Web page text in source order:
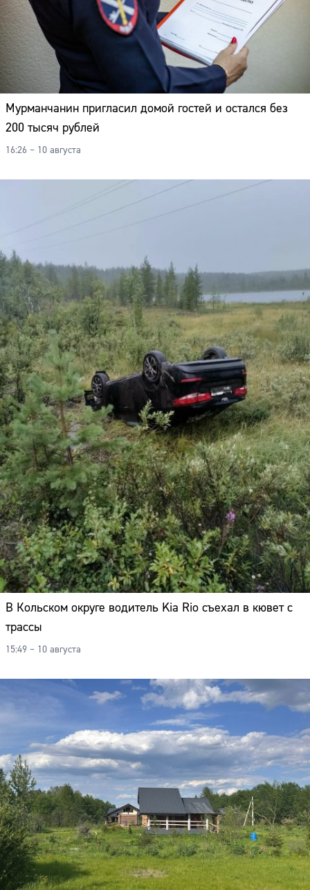
Мурманчанин пригласил домой гостей и остался без
200 тысяч рублей
16:26 – 10 августа
В Кольском округе водитель Kia Rio съехал в кювет с
трассы
15:49 – 10 августа